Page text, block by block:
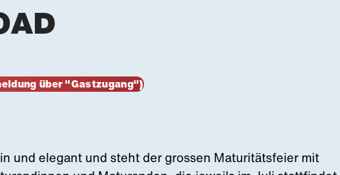
über "Gastzugang")
und elegant und steht der grossen Maturitätsfeier mit